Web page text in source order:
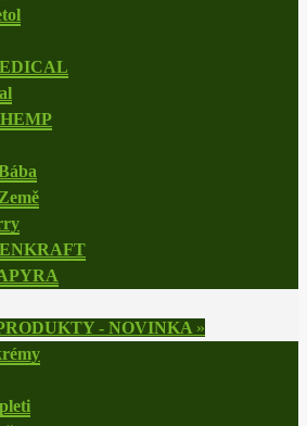
- NOVINKA »